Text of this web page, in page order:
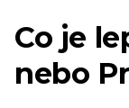
Co je
nebo